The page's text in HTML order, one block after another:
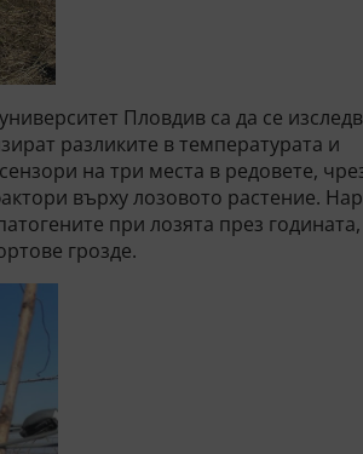
Пловдив са да се
разликите в температурата и
на три места в редовете,
върху лозовото растение.
при лозята през
грозде.